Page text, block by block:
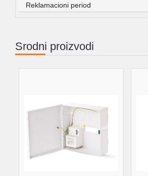
Reklamacioni period
Srodni proizvodi